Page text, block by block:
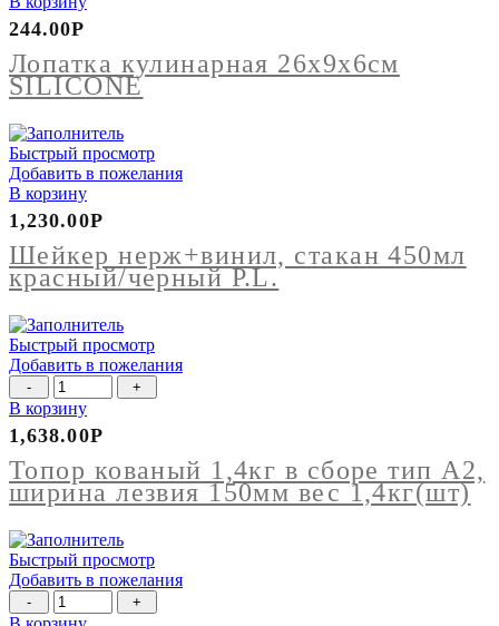
Лопатка
кулинарная
26х9х6см
SILICONE
Лопатка кулинарная 26х9х6см
SILICONE
244.00Р
Быстрый просмотр
Добавить в пожелания
В корзину
Шейкер нерж+винил, стакан 450мл
красный/черный P.L.
1,230.00Р
Быстрый просмотр
Добавить в пожелания
Количество
товара
Топор
кованый
1,4кг
в
сборе
А2,
ширина
лезвия
150мм
В корзину
Топор кованый 1,4кг в сборе тип А2,
ширина лезвия 150мм вес 1,4кг(шт)
1,638.00Р
Быстрый просмотр
Добавить в пожелания
Количество
товара